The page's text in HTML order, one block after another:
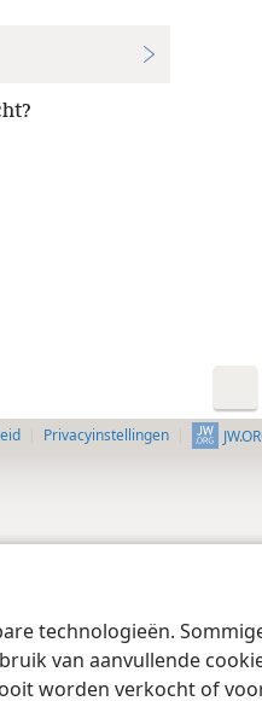
technologieën.
van aanvullende
worden verkocht of
Privacyinstellingen